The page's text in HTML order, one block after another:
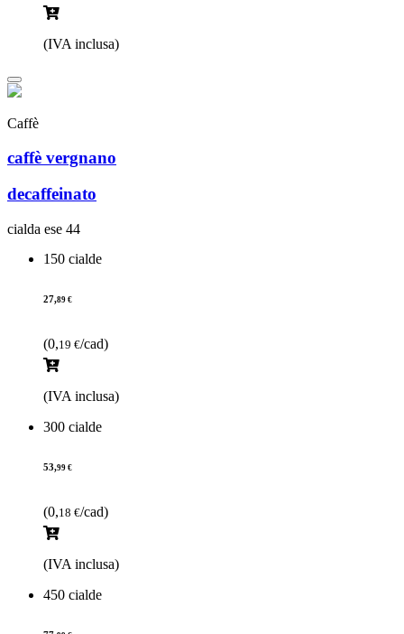
(IVA inclusa)
Caffè
caffè vergnano
decaffeinato
cialda ese 44
150 cialde
27,89 €
(0,19 €/cad)
(IVA inclusa)
300 cialde
53,99 €
(0,18 €/cad)
(IVA inclusa)
450 cialde